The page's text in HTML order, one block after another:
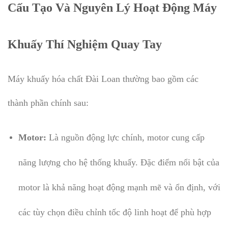
Cấu Tạo Và Nguyên Lý Hoạt Động Máy
Khuấy Thí Nghiệm Quay Tay
Máy khuấy hóa chất Đài Loan thường bao gồm các
thành phần chính sau:
Motor: Là nguồn động lực chính, motor cung cấp
năng lượng cho hệ thống khuấy. Đặc điểm nổi bật của
motor là khả năng hoạt động mạnh mẽ và ổn định, với
các tùy chọn điều chỉnh tốc độ linh hoạt để phù hợp